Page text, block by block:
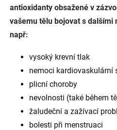
antioxidanty obsažené v
vašemu tělu bojovat s dalšími
např:
vysoký krevní tlak
nemoci kardiovaskulární
plicní choroby
nevolnosti (také během
žaludeční a zažívací
bolesti při menstruaci